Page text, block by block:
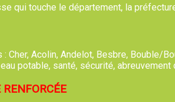
qui touche le département, la
Cher, Acolin, Andelot, Besbre, Bouble/
potable, santé, sécurité, abreuvement